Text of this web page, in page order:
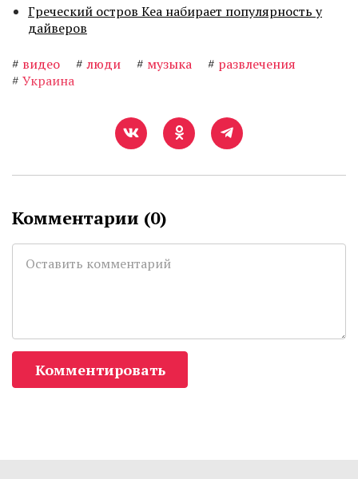
Греческий остров Кеа набирает популярность у
дайверов
# видео # люди # музыка # развлечения
# Украина
Комментарии (0)
Комментировать